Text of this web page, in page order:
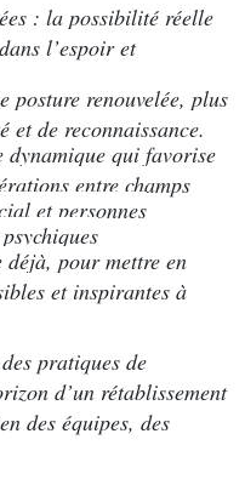
: la possibilité réelle
l’espoir et
posture renouvelée, plus
et de reconnaissance.
qui favorise
entre champs
et personnes
pour mettre en
et inspirantes à
pratiques de
d’un rétablissement
des équipes, des